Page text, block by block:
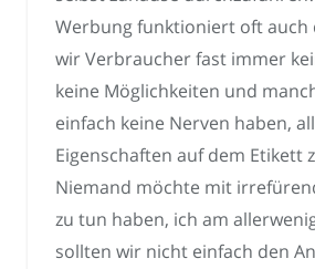
Werbung funktioniert oft auch
wir Verbraucher fast immer
keine Möglichkeiten und
einfach keine Nerven haben,
Eigenschaften auf dem Etikett
Niemand möchte mit
zu tun haben, ich am
sollten wir nicht einfach den